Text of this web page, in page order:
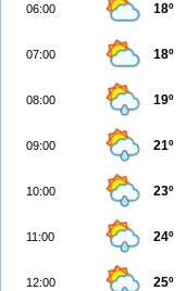
06:00 18º
07:00 18º
08:00 19º
09:00 21º
10:00 23º
11:00 24º
12:00 25º